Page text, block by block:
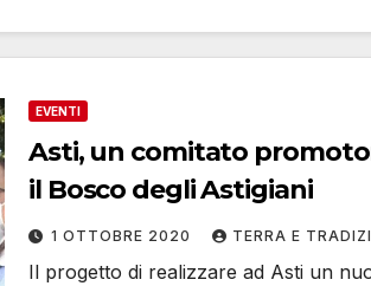
EVENTI
Asti, un comitato
il Bosco degli Astigiani
1 OTTOBRE 2020 TERRA E
Il progetto di realizzare ad Asti un